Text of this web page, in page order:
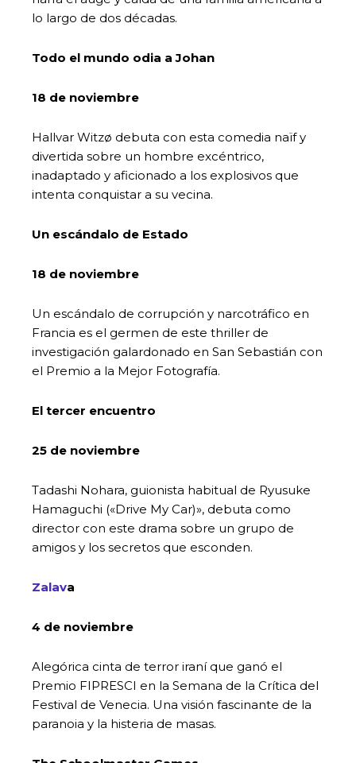
lo largo de dos décadas.
Todo el mundo odia a Johan
18 de noviembre
Hallvar Witzø debuta con esta comedia naïf y
divertida sobre un hombre excéntrico,
inadaptado y aficionado a los explosivos que
intenta conquistar a su vecina.
Un escándalo de Estado
18 de noviembre
Un escándalo de corrupción y narcotráfico en
Francia es el germen de este thriller de
investigación galardonado en San Sebastián con
el Premio a la Mejor Fotografía.
El tercer encuentro
25 de noviembre
Tadashi Nohara, guionista habitual de Ryusuke
Hamaguchi («Drive My Car)», debuta como
director con este drama sobre un grupo de
amigos y los secretos que esconden.
Zalava
4 de noviembre
Alegórica cinta de terror iraní que ganó el
Premio FIPRESCI en la Semana de la Crítica del
Festival de Venecia. Una visión fascinante de la
paranoia y la histeria de masas.